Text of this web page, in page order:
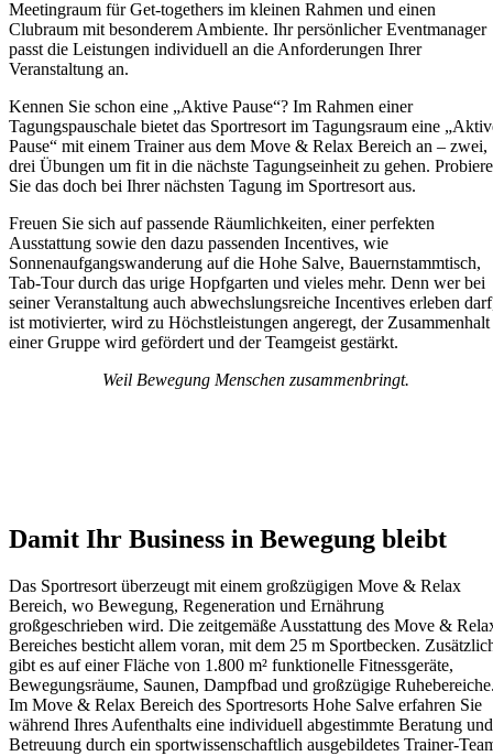
Meetingraum für Get-togethers im kleinen Rahmen und einen
Clubraum mit besonderem Ambiente. Ihr persönlicher Eventmanager
passt die Leistungen individuell an die Anforderungen Ihrer
Veranstaltung an.
Kennen Sie schon eine „Aktive Pause“? Im Rahmen einer
Tagungspauschale bietet das Sportresort im Tagungsraum eine
Pause“ mit einem Trainer aus dem Move & Relax Bereich an – zwei,
drei Übungen um fit in die nächste Tagungseinheit zu gehen.
Sie das doch bei Ihrer nächsten Tagung im Sportresort aus.
Freuen Sie sich auf passende Räumlichkeiten, einer perfekten
Ausstattung sowie den dazu passenden Incentives, wie
Sonnenaufgangswanderung auf die Hohe Salve, Bauernstammtisch,
Tab-Tour durch das urige Hopfgarten und vieles mehr. Denn wer bei
seiner Veranstaltung auch abwechslungsreiche Incentives erleben
ist motivierter, wird zu Höchstleistungen angeregt, der Zusammenhalt
einer Gruppe wird gefördert und der Teamgeist gestärkt.
Weil Bewegung Menschen zusammenbringt.
Damit Ihr Business in Bewegung bleibt
Das Sportresort überzeugt mit einem großzügigen Move & Relax
Bereich, wo Bewegung, Regeneration und Ernährung
großgeschrieben wird. Die zeitgemäße Ausstattung des Move &
Bereiches besticht allem voran, mit dem 25 m Sportbecken.
gibt es auf einer Fläche von 1.800 m² funktionelle Fitnessgeräte,
Bewegungsräume, Saunen, Dampfbad und großzügige
Im Move & Relax Bereich des Sportresorts Hohe Salve erfahren Sie
während Ihres Aufenthalts eine individuell abgestimmte Beratung und
Betreuung durch ein sportwissenschaftlich ausgebildetes Trainer-